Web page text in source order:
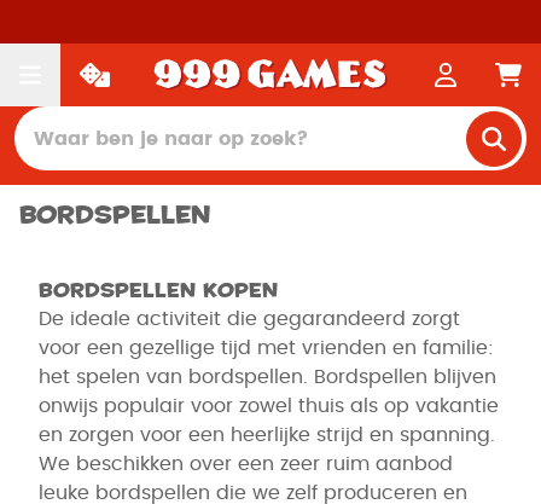
Bordspellen
Bordspellen kopen
De ideale activiteit die gegarandeerd zorgt
voor een gezellige tijd met vrienden en familie:
het spelen van bordspellen. Bordspellen blijven
onwijs populair voor zowel thuis als op vakantie
en zorgen voor een heerlijke strijd en spanning.
We beschikken over een zeer ruim aanbod
leuke bordspellen die we zelf produceren en